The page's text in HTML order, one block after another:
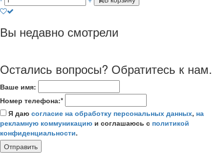
Вы недавно смотрели
Остались вопросы? Обратитесь к нам.
Ваше имя:
Номер телефона:*
Я даю согласие на обработку персональных данных, на
рекламную коммуникацию и соглашаюсь с политикой
конфиденциальности.
Отправить